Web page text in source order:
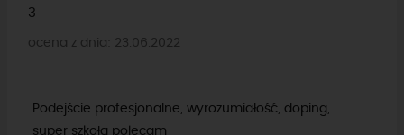
3
ocena z dnia: 23.06.2022
Podejście profesjonalne, wyrozumiałość, doping,
super szkoła polecam